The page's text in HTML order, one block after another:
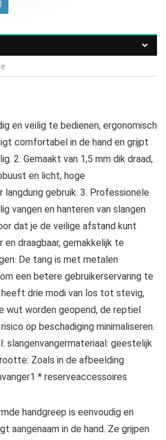
en veilig te bedienen, ergonomisch
comfortabel in de hand en grijpt
2. Gemaakt van 1,5 mm dik draad,
en licht, hoge
gebruik. 3. Professionele
vangen en hanteren van slangen
dat je de veilige afstand kunt
en draagbaar, gemakkelijk te
De tang is met metalen
een betere gebruikerservaring te
heeft drie modi van los tot stevig,
wut worden geopend, de reptiel
op beschadiging minimaliseren.
slangenvangermateriaal: geestelijk
Zoals in de afbeelding
* reserveaccessoires
handgreep is eenvoudig en
aangenaam in de hand. Ze grijpen